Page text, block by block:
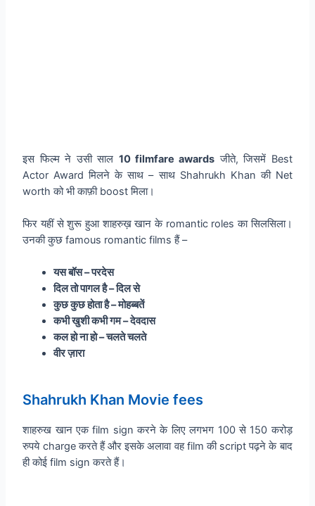
इस फिल्म ने उसी साल 10 filmfare awards जीते, जिसमें Best
Actor Award मिलने के साथ – साथ Shahrukh Khan की Net
worth को भी काफ़ी boost मिला।
फिर यहीं से शुरू हुआ शाहरुख़ खान के romantic roles का सिलसिला।
उनकी कुछ famous romantic films हैं –
यस बॉस– परदेस
दिल तो पागल है– दिल से
कुछ कुछ होता है– मोहब्बतें
कभी खुशी कभी गम– देवदास
कल हो ना हो– चलते चलते
वीर ज़ारा
Shahrukh Khan Movie fees
शाहरुख खान एक film sign करने के लिए लगभग 100 से 150 करोड़
रुपये charge करते हैं और इसके अलावा वह film की script पढ़ने के बाद
ही कोई film sign करते हैं।